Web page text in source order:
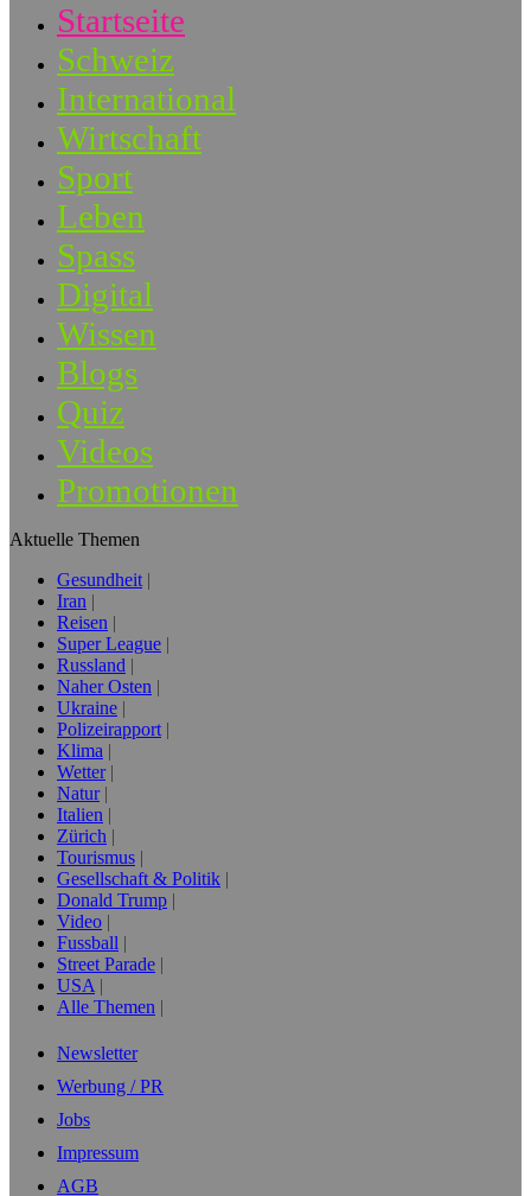
Startseite
Schweiz
International
Wirtschaft
Sport
Leben
Spass
Digital
Wissen
Blogs
Quiz
Videos
Promotionen
Aktuelle Themen
Gesundheit
Iran
Reisen
Super League
Russland
Naher Osten
Ukraine
Polizeirapport
Klima
Wetter
Natur
Italien
Zürich
Tourismus
Gesellschaft & Politik
Donald Trump
Video
Fussball
Street Parade
USA
Alle Themen
Newsletter
Werbung / PR
Jobs
Impressum
AGB